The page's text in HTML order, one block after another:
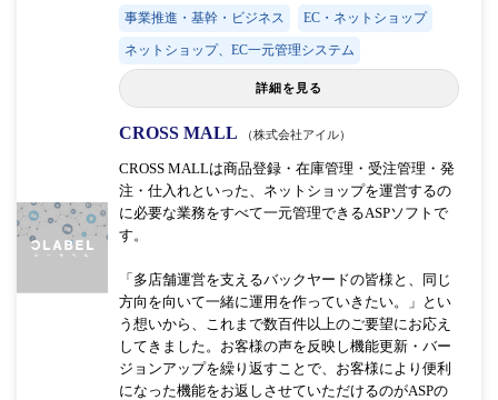
事業推進・基幹・ビジネス EC・ネットショップ
ネットショップ、EC一元管理システム
詳細を見る
CROSS MALL （株式会社アイル）
CROSS MALLは商品登録・在庫管理・受注管理・発
注・仕入れといった、ネットショップを運営するの
に必要な業務をすべて一元管理できるASPソフトで
す。
「多店舗運営を支えるバックヤードの皆様と、同じ
方向を向いて一緒に運用を作っていきたい。」とい
う想いから、これまで数百件以上のご要望にお応え
してきました。お客様の声を反映し機能更新・バー
ジョンアップを繰り返すことで、お客様により便利
になった機能をお返しさせていただけるのがASPの